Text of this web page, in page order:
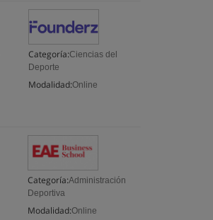
Categoría:Ciencias del
Deporte
Modalidad:Online
Categoría:Administración
Deportiva
Modalidad:Online